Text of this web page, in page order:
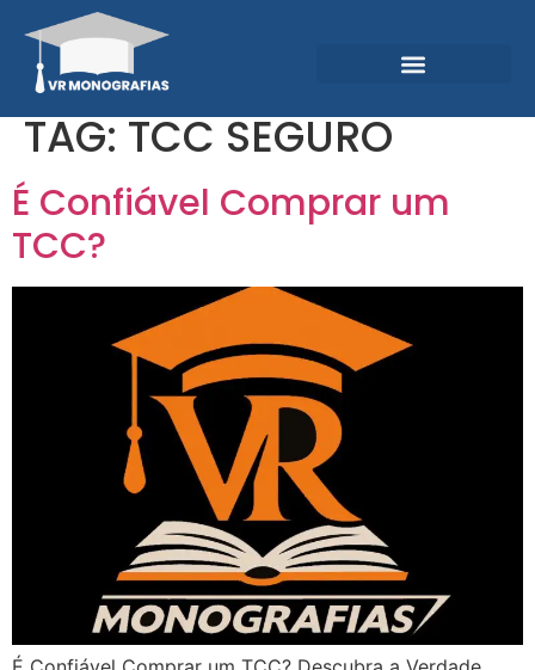
TAG:TCC SEGURO
É Confiável Comprar um
TCC?